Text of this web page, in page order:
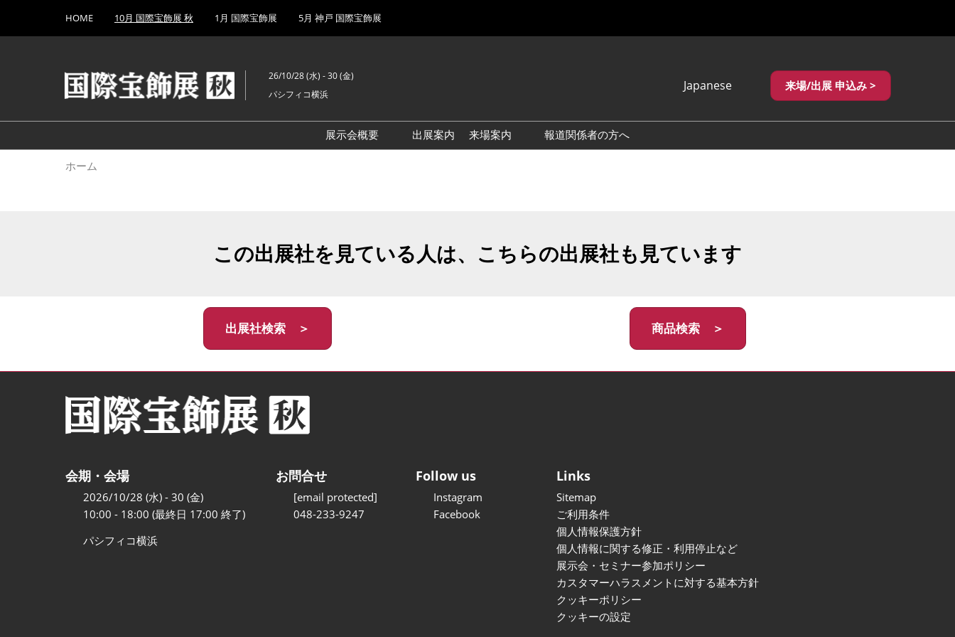
キ
し
て
to
HOME 10月 国際宝飾展 秋 1月 国際宝飾展 5月 神戸 国際宝飾展
26/10/28 (水) - 30 (金)
パシフィコ横浜
Japanese
繁體中文
来場/出展 申込み >
展示会概要
出展案内
来場案内
報道関係者の方へ
ホーム
この出展社を見ている人は、こちらの出展社も見ています
出展社検索 ＞ 商品検索 ＞
会期・会場
2026/10/28 (水) - 30 (金)
10:00 - 18:00 (最終日 17:00 終了)
パシフィコ横浜
お問合せ
[email protected]
048-233-9247
Follow us
Instagram
Facebook
Links
Sitemap
ご利用条件
個人情報保護方針
個人情報に関する修正・利用停止など
展示会・セミナー参加ポリシー
カスタマーハラスメントに対する基本方針
クッキーポリシー
クッキーの設定